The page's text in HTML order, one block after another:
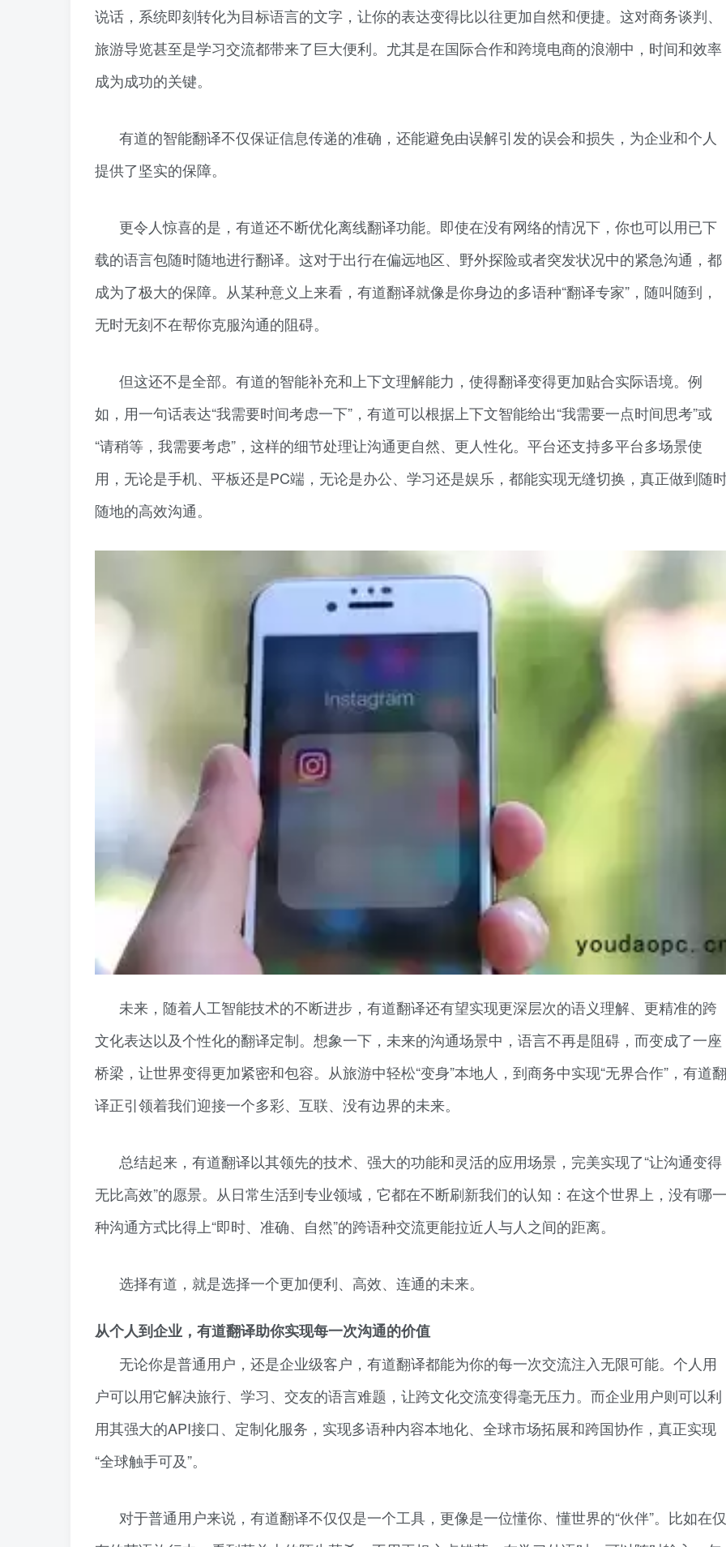
说话，系统即刻转化为目标语言的文字，让你的表达变得比以往更加自然和便捷。这对商务谈判、
旅游导览甚至是学习交流都带来了巨大便利。尤其是在国际合作和跨境电商的浪潮中，时间和效率
成为成功的关键。
有道的智能翻译不仅保证信息传递的准确，还能避免由误解引发的误会和损失，为企业和个人
提供了坚实的保障。
更令人惊喜的是，有道还不断优化离线翻译功能。即使在没有网络的情况下，你也可以用已下
载的语言包随时随地进行翻译。这对于出行在偏远地区、野外探险或者突发状况中的紧急沟通，都
成为了极大的保障。从某种意义上来看，有道翻译就像是你身边的多语种“翻译专家”，随叫随到，
无时无刻不在帮你克服沟通的阻碍。
但这还不是全部。有道的智能补充和上下文理解能力，使得翻译变得更加贴合实际语境。例
如，用一句话表达“我需要时间考虑一下”，有道可以根据上下文智能给出“我需要一点时间思考”或
“请稍等，我需要考虑”，这样的细节处理让沟通更自然、更人性化。平台还支持多平台多场景使
用，无论是手机、平板还是PC端，无论是办公、学习还是娱乐，都能实现无缝切换，真正做到随
随地的高效沟通。
未来，随着人工智能技术的不断进步，有道翻译还有望实现更深层次的语义理解、更精准的跨
文化表达以及个性化的翻译定制。想象一下，未来的沟通场景中，语言不再是阻碍，而变成了一座
桥梁，让世界变得更加紧密和包容。从旅游中轻松“变身”本地人，到商务中实现“无界合作”，有道翻
译正引领着我们迎接一个多彩、互联、没有边界的未来。
总结起来，有道翻译以其领先的技术、强大的功能和灵活的应用场景，完美实现了“让沟通变得
无比高效”的愿景。从日常生活到专业领域，它都在不断刷新我们的认知：在这个世界上，没有哪一
种沟通方式比得上“即时、准确、自然”的跨语种交流更能拉近人与人之间的距离。
选择有道，就是选择一个更加便利、高效、连通的未来。
从个人到企业，有道翻译助你实现每一次沟通的价值
无论你是普通用户，还是企业级客户，有道翻译都能为你的每一次交流注入无限可能。个人用
户可以用它解决旅行、学习、交友的语言难题，让跨文化交流变得毫无压力。而企业用户则可以利
用其强大的API接口、定制化服务，实现多语种内容本地化、全球市场拓展和跨国协作，真正实现
“全球触手可及”。
对于普通用户来说，有道翻译不仅仅是一个工具，更像是一位懂你、懂世界的“伙伴”。比如在仅